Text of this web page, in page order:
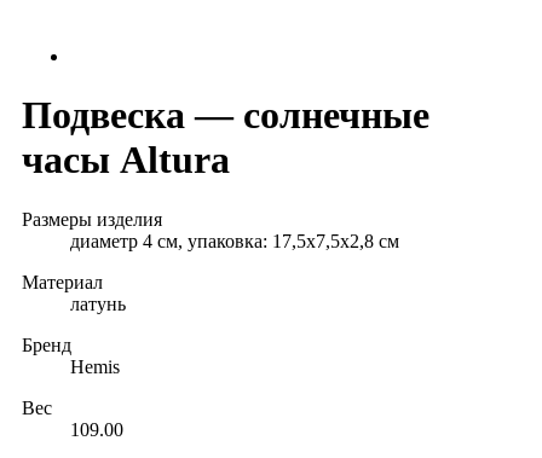
Подвеска — солнечные
часы Altura
Размеры изделия
диаметр 4 см, упаковка: 17,5х7,5х2,8 см
Материал
латунь
Бренд
Hemis
Вес
109.00